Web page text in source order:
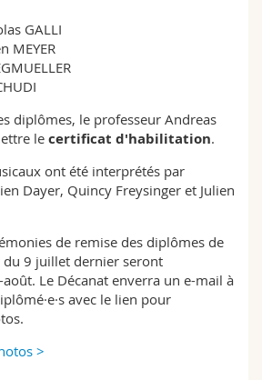
GALLI
MEYER
diplômes, le professeur Andreas
le certificat d'habilitation.
ont été interprétés par
Dayer, Quincy Freysinger et Julien
de remise des diplômes de
du 9 juillet dernier seront
Le Décanat enverra un e-mail à
avec le lien pour
>